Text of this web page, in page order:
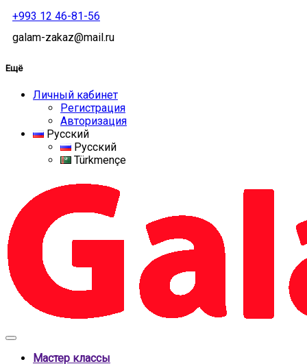
+993 12 46-81-56
galam-zakaz@mail.ru
Ещё
Личный кабинет
Регистрация
Авторизация
Русский
Русский
Türkmençe
Мастер классы